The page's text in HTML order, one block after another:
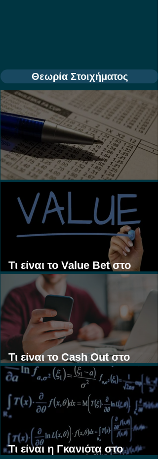
Θεωρία Στοιχήματος
Τι είναι τα Ασιατικά Χάντικαπ;
Τι είναι το Value Bet στο
Στοίχημα;
Τι είναι το Cash Out στο
Στοίχημα;
Τι είναι η Γκανιότα στο